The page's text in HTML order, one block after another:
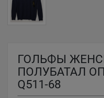
ГОЛЬФЫ
ПОЛУБАТАЛ
Q511-68